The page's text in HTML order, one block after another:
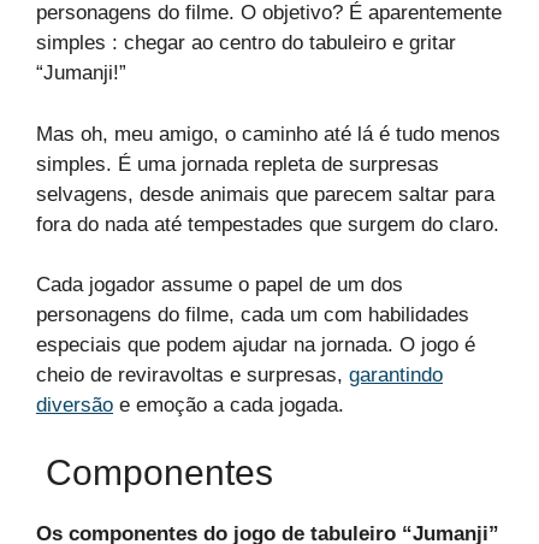
personagens do filme. O objetivo? É aparentemente
simples : chegar ao centro do tabuleiro e gritar
“Jumanji!”
Mas oh, meu amigo, o caminho até lá é tudo menos
simples. É uma jornada repleta de surpresas
selvagens, desde animais que parecem saltar para
fora do nada até tempestades que surgem do claro.
Cada jogador assume o papel de um dos
personagens do filme, cada um com habilidades
especiais que podem ajudar na jornada. O jogo é
cheio de reviravoltas e surpresas, garantindo
diversão e emoção a cada jogada.
Componentes
Os componentes do jogo de tabuleiro “Jumanji”